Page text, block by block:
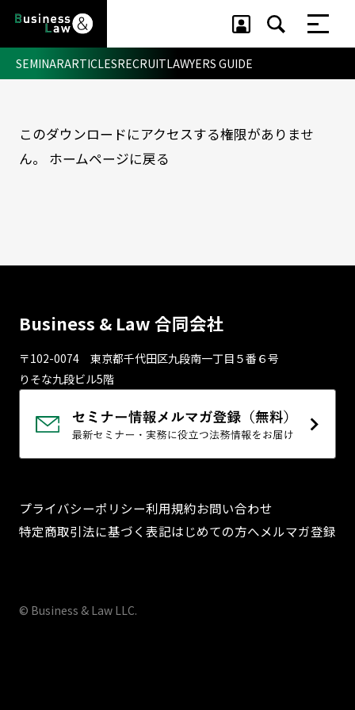
セミナー ・ 記事
セミナー
SEMINARARTICLESRECRUITLAWYERS GUIDE
このダウンロードにアクセスする権限がありませ
ん。 ホームページに戻る
Business & Law 合同会社
〒102-0074 東京都千代⽥区九段南⼀丁⽬５番６号
りそな九段ビル5階
プライバシーポリシー利用規約お問い合わせ
特定商取引法に基づく表記はじめての方へメルマガ登録
© Business & Law LLC.